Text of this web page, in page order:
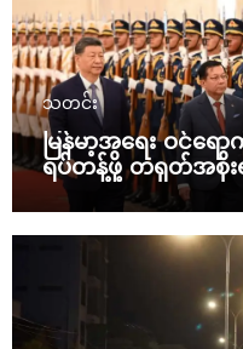
သတင်း
မြန်မာ့အရေး ဝင်ရေ
ရပ်တန့်ဖို့ တရုတ်အစိုး